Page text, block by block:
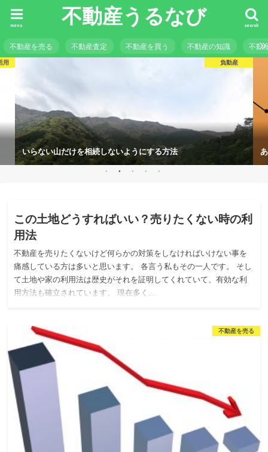
不動産うるなび search
menu
不動産を売る 不動産査定 不動産を買う 不動産の知識 不動
用 負動産
いらない山だけを相続しないようにする方法
この土地どうすればいい？売りたくない時の利
用法
不動産を売りたくないけど何らかの対策をしなければいけない事を
痛感している方は多いと思います。 各言う私もその一人です。 そし
て土地や家の利用法は歴史がそれを証明してくれていて、有効な利
用方法も確立されています。 現在多く…
不動産を売る